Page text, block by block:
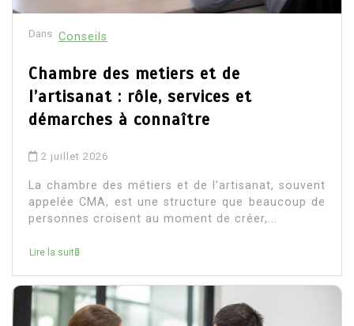
Dans Conseils
Chambre des metiers et de
l’artisanat : rôle, services et
démarches à connaître
2 juillet 2026
La chambre des métiers et de l’artisanat, souvent
appelée CMA, est une structure que beaucoup de
personnes croisent au moment de créer,...
Lire la suite